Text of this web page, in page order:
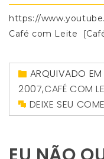
https://
Café com Leite
ARQUIVADO
2007,CAFÉ COM
DEIXE SEU